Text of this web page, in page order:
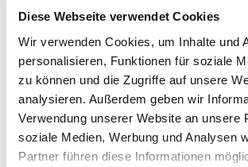
Diese Webseite verwendet Cookies
Wir verwenden Cookies, um Inhalte und
personalisieren, Funktionen für soziale
zu können und die Zugriffe auf unsere
analysieren. Außerdem geben wir
Verwendung unserer Website an unsere
soziale Medien, Werbung und Analysen
Partner führen diese Informationen